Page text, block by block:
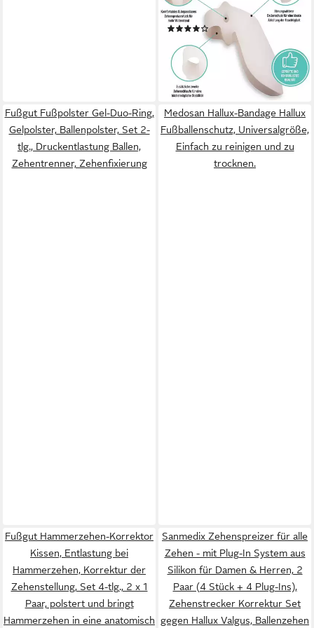
Universalgröße
(6)
UVP21,99 €
(5,00 €/ 1 Paar)
-55%
lieferbar - in 4-5 Werktagen bei dir
Fußgut Fußpolster Gel-Duo-Ring,
Gelpolster, Ballenpolster, Set 2-
tlg., Druckentlastung Ballen,
Zehentrenner, Zehenfixierung
Medosan Hallux-Bandage Hallux
Fußballenschutz, Universalgröße,
Einfach zu reinigen und zu
trocknen.
Fußgut Hammerzehen-Korrektor
Kissen, Entlastung bei
Hammerzehen, Korrektur der
Zehenstellung, Set 4-tlg., 2 x 1
Paar, polstert und bringt
Hammerzehen in eine anatomisch
Sanmedix Zehenspreizer für alle
Zehen - mit Plug-In System aus
Silikon für Damen & Herren, 2
Paar (4 Stück + 4 Plug-Ins),
Zehenstrecker Korrektur Set
gegen Hallux Valgus, Ballenzehen